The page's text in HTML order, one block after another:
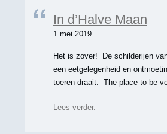
In d’Halve Maan
1 mei 2019
Het is zover! De schilderijen
een eetgelegenheid en
toeren draait. The place to be
Lees verder.